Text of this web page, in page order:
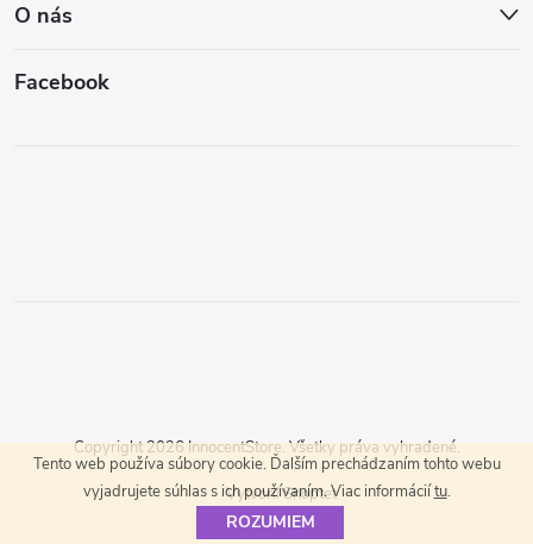
Tento web používa súbory cookie. Ďalším prechádzaním tohto webu
vyjadrujete súhlas s ich používaním. Viac informáciítu.
ROZUMIEM
O nás
Facebook
Vytvoril Shoptet
Copyright 2026 InnocentStore. Všetky práva vyhradené.